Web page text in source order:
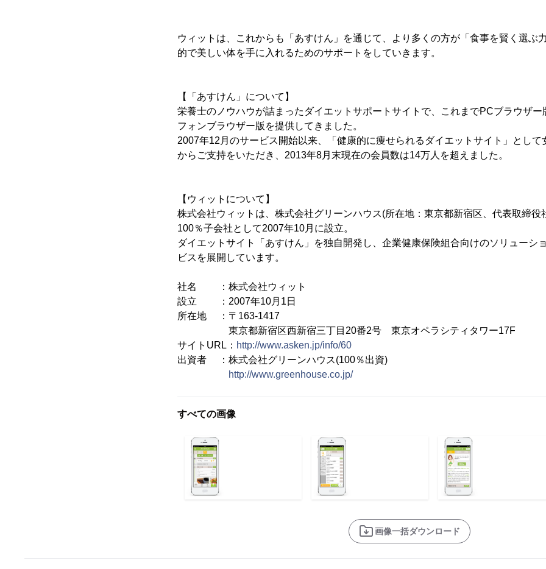
ウィットは、これからも「あすけん」を通じて、より多くの方が「食事を賢く選ぶ
的で美しい体を手に入れるためのサポートをしていきます。
【「あすけん」について】
栄養士のノウハウが詰まったダイエットサポートサイトで、これまでPCブラウザー
フォンブラウザー版を提供してきました。
2007年12月のサービス開始以来、「健康的に痩せられるダイエットサイト」として
からご支持をいただき、2013年8月末現在の会員数は14万人を超えました。
【ウィットについて】
株式会社ウィットは、株式会社グリーンハウス(所在地：東京都新宿区、代表取締役
100％子会社として2007年10月に設立。
ダイエットサイト「あすけん」を独自開発し、企業健康保険組合向けのソリューシ
ビスを展開しています。
社名 ：株式会社ウィット
設立 ：2007年10月1日
所在地 ：〒163-1417
東京都新宿区西新宿三丁目20番2号 東京オペラシティタワー17F
サイトURL： http://www.asken.jp/info/60
出資者 ：株式会社グリーンハウス(100％出資)
http://www.greenhouse.co.jp/
すべての画像
画像一括ダウンロード